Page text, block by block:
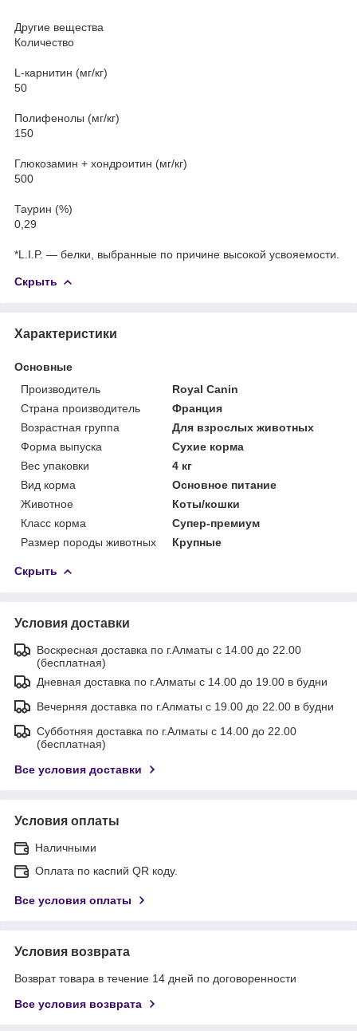
Другие вещества
Количество
L-карнитин (мг/кг)
50
Полифенолы (мг/кг)
150
Глюкозамин + хондроитин (мг/кг)
500
Таурин (%)
0,29
*L.I.P. ― белки, выбранные по причине высокой усвояемости.
Скрыть
Характеристики
Основные
Производитель
Royal Canin
Страна производитель
Франция
Возрастная группа
Для взрослых животных
Форма выпуска
Сухие корма
Вес упаковки
4 кг
Вид корма
Основное питание
Животное
Коты/кошки
Класс корма
Супер-премиум
Размер породы животных
Крупные
Скрыть
Условия доставки
Воскресная доставка по г.Алматы с 14.00 до 22.00
(бесплатная)
Дневная доставка по г.Алматы с 14.00 до 19.00 в будни
Вечерняя доставка по г.Алматы с 19.00 до 22.00 в будни
Субботняя доставка по г.Алматы с 14.00 до 22.00
(бесплатная)
Все условия доставки
Условия оплаты
Наличными
Оплата по каспий QR коду.
Все условия оплаты
Условия возврата
Возврат товара в течение 14 дней по договоренности
Все условия возврата